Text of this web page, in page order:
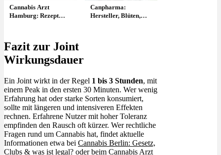
Cannabis Arzt
Hamburg: Rezept
Canpharma:
Hersteller, Blüten,
Fazit zur Joint
Wirkungsdauer
Ein Joint wirkt in der Regel 1 bis 3 Stunden, mit
einem Peak in den ersten 30 Minuten. Wer wenig
Erfahrung hat oder starke Sorten konsumiert,
sollte mit längeren und intensiveren Effekten
rechnen. Erfahrene Nutzer mit hoher Toleranz
empfinden den Rausch oft kürzer. Wer rechtliche
Fragen rund um Cannabis hat, findet aktuelle
Informationen etwa bei Cannabis Berlin: Gesetz,
Clubs & was ist legal? oder beim Cannabis Arzt